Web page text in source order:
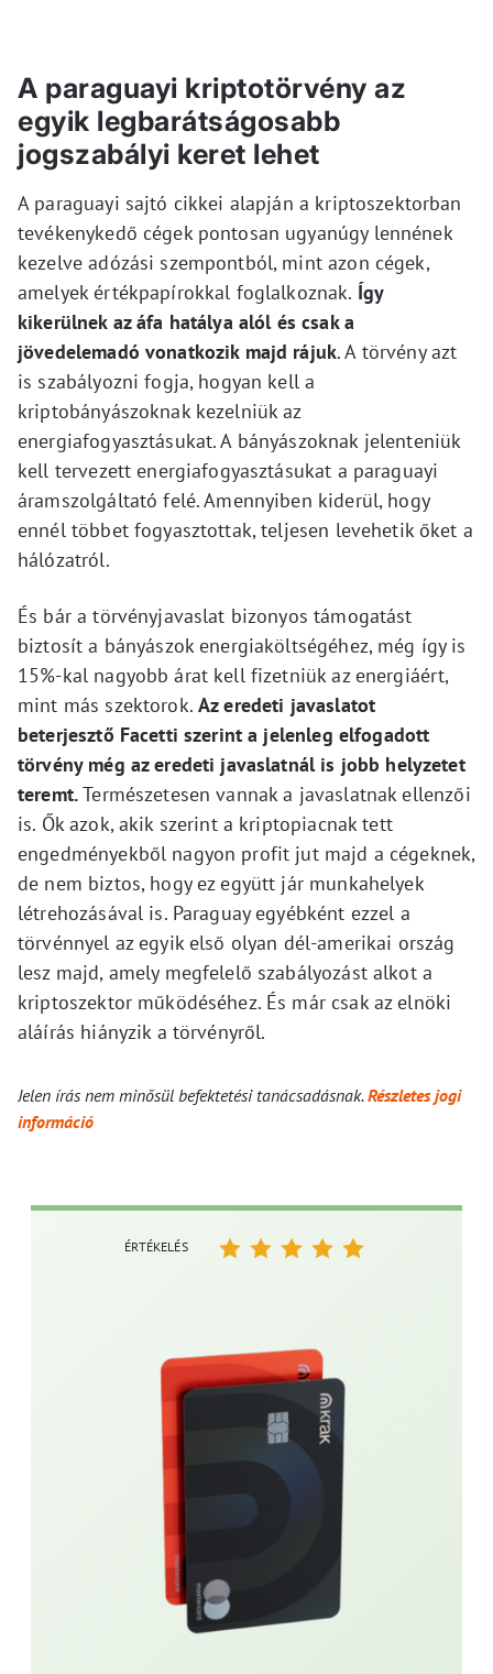
A paraguayi kriptotörvény az
egyik legbarátságosabb
jogszabályi keret lehet
A paraguayi sajtó cikkei alapján a kriptoszektorban
tevékenykedő cégek pontosan ugyanúgy lennének
kezelve adózási szempontból, mint azon cégek,
amelyek értékpapírokkal foglalkoznak. Így
kikerülnek az áfa hatálya alól és csak a
jövedelemadó vonatkozik majd rájuk. A törvény azt
is szabályozni fogja, hogyan kell a
kriptobányászoknak kezelniük az
energiafogyasztásukat. A bányászoknak jelenteniük
kell tervezett energiafogyasztásukat a paraguayi
áramszolgáltató felé. Amennyiben kiderül, hogy
ennél többet fogyasztottak, teljesen levehetik őket a
hálózatról.
És bár a törvényjavaslat bizonyos támogatást
biztosít a bányászok energiaköltségéhez, még így is
15%-kal nagyobb árat kell fizetniük az energiáért,
mint más szektorok. Az eredeti javaslatot
beterjesztő Facetti szerint a jelenleg elfogadott
törvény még az eredeti javaslatnál is jobb helyzetet
teremt.Természetesen vannak a javaslatnak ellenzői
is. Ők azok, akik szerint a kriptopiacnak tett
engedményekből nagyon profit jut majd a cégeknek,
de nem biztos, hogy ez együtt jár munkahelyek
létrehozásával is. Paraguay egyébként ezzel a
törvénnyel az egyik első olyan dél-amerikai ország
lesz majd, amely megfelelő szabályozást alkot a
kriptoszektor működéséhez. És már csak az elnöki
aláírás hiányzik a törvényről.
Jelen írás nem minősül befektetési tanácsadásnak.Részletes jogi
információ
ÉRTÉKELÉS